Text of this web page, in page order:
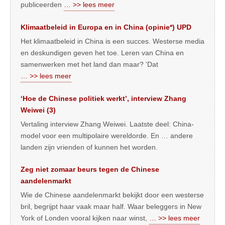
publiceerden … >> lees meer
Klimaatbeleid in Europa en in China (opinie*) UPD
Het klimaatbeleid in China is een succes. Westerse media
en deskundigen geven het toe. Leren van China en
samenwerken met het land dan maar? ‘Dat
… >> lees meer
‘Hoe de Chinese politiek werkt’, interview Zhang
Weiwei (3)
Vertaling interview Zhang Weiwei. Laatste deel: China-
model voor een multipolaire wereldorde. En … andere
landen zijn vrienden of kunnen het worden.
Zeg niet zomaar beurs tegen de Chinese
aandelenmarkt
Wie de Chinese aandelenmarkt bekijkt door een westerse
bril, begrijpt haar vaak maar half. Waar beleggers in New
York of Londen vooral kijken naar winst, … >> lees meer